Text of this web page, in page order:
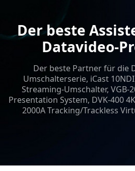
Der beste
Datavideo-
Der beste Partner für die
Umschalterserie, iCast
Streaming-Umschalter, VGB-
Presentation System, DVK-400
2000A Tracking/Trackless